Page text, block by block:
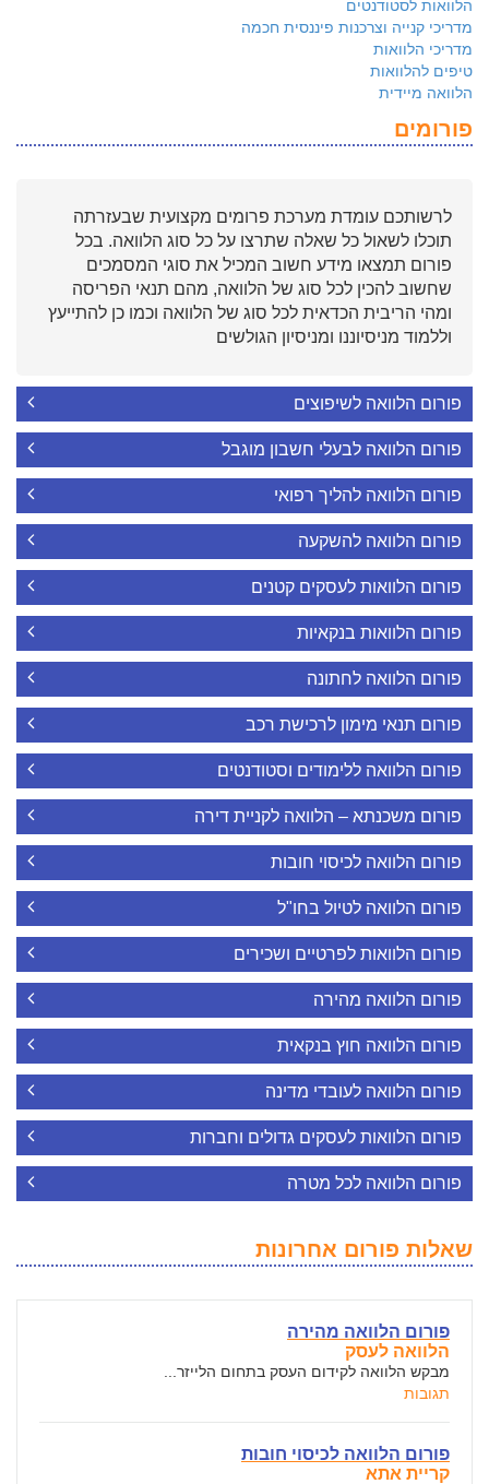
הלוואות לסטודנטים
מדריכי קנייה וצרכנות פיננסית חכמה
מדריכי הלוואות
טיפים להלוואות
הלוואה מיידית
פורומים
לרשותכם עומדת מערכת פרומים מקצועית שבעזרתה
תוכלו לשאול כל שאלה שתרצו על כל סוג הלוואה. בכל
פורום תמצאו מידע חשוב המכיל את סוגי המסמכים
שחשוב להכין לכל סוג של הלוואה, מהם תנאי הפריסה
ומהי הריבית הכדאית לכל סוג של הלוואה וכמו כן להתייעץ
וללמוד מניסיוננו ומניסיון הגולשים
פורום הלוואה לשיפוצים
פורום הלוואה לבעלי חשבון מוגבל
פורום הלוואה להליך רפואי
פורום הלוואה להשקעה
פורום הלוואות לעסקים קטנים
פורום הלוואות בנקאיות
פורום הלוואה לחתונה
פורום תנאי מימון לרכישת רכב
פורום הלוואה ללימודים וסטודנטים
פורום משכנתא – הלוואה לקניית דירה
פורום הלוואה לכיסוי חובות
פורום הלוואה לטיול בחו"ל
פורום הלוואות לפרטיים ושכירים
פורום הלוואה מהירה
פורום הלוואה חוץ בנקאית
פורום הלוואה לעובדי מדינה
פורום הלוואות לעסקים גדולים וחברות
פורום הלוואה לכל מטרה
שאלות פורום אחרונות
פורום הלוואה מהירה
הלוואה לעסק
מבקש הלוואה לקידום העסק בתחום הלייזר...
תגובות
פורום הלוואה לכיסוי חובות
קריית אתא